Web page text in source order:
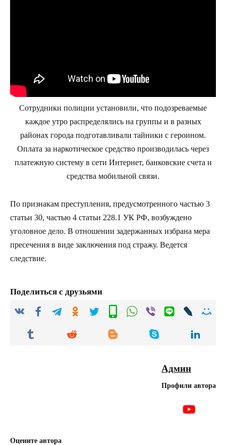
Сотрудники полиции установили, что подозреваемые
каждое утро распределялись на группы и в разных
районах города подготавливали тайники с героином.
Оплата за наркотическое средство производилась через
платежную систему в сети Интернет, банковские счета и
средства мобильной связи.
По признакам преступления, предусмотренного частью 3
статьи 30, частью 4 статьи 228.1 УК РФ, возбуждено
уголовное дело. В отношении задержанных избрана мера
пресечения в виде заключения под стражу. Ведется
следствие.
Поделиться с друзьями
Админ
Профили автора
Оцените автора